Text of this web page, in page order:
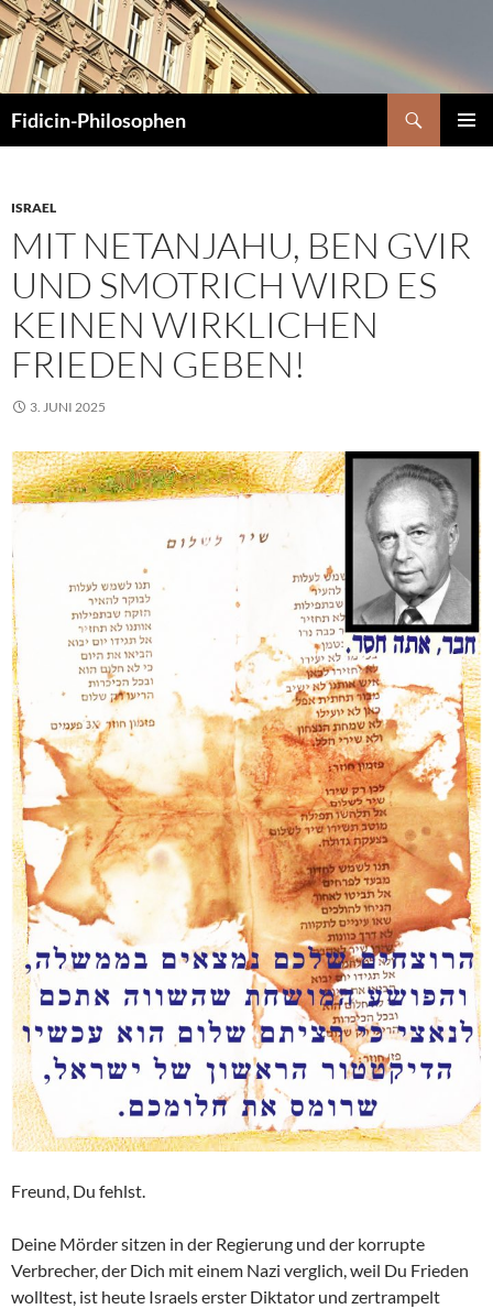
Zum
Inhalt
springen
Fidicin-Philosophen
ISRAEL
MIT NETANJAHU, BEN GVIR
UND SMOTRICH WIRD ES
KEINEN WIRKLICHEN
FRIEDEN GEBEN!
3. JUNI 2025
Freund, Du fehlst.
Deine Mörder sitzen in der Regierung und der korrupte
Verbrecher, der Dich mit einem Nazi verglich, weil Du Frieden
wolltest, ist heute Israels erster Diktator und zertrampelt